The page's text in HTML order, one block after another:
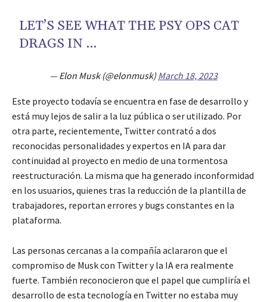
LET’S SEE WHAT THE PSY OPS CAT
DRAGS IN …
— Elon Musk (@elonmusk) March 18, 2023
Este proyecto todavía se encuentra en fase de desarrollo y
está muy lejos de salir a la luz pública o ser utilizado. Por
otra parte, recientemente, Twitter contrató a dos
reconocidas personalidades y expertos en IA para dar
continuidad al proyecto en medio de una tormentosa
reestructuración. La misma que ha generado inconformidad
en los usuarios, quienes tras la reducción de la plantilla de
trabajadores, reportan errores y bugs constantes en la
plataforma.
Las personas cercanas a la compañía aclararon que el
compromiso de Musk con Twitter y la IA era realmente
fuerte. También reconocieron que el papel que cumpliría el
desarrollo de esta tecnología en Twitter no estaba muy